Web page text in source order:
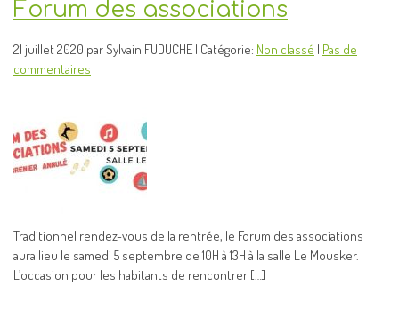
Forum des associations
21 juillet 2020 par Sylvain FUDUCHE | Catégorie: Non classé | Pas de
commentaires
Traditionnel rendez-vous de la rentrée, le Forum des associations
aura lieu le samedi 5 septembre de 10H à 13H à la salle Le Mousker.
L’occasion pour les habitants de rencontrer […]